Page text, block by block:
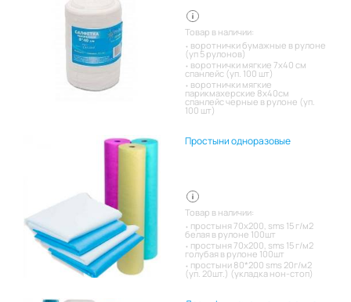
Товар в наличии:
воротнички бумажные в рулоне
(уп 5 рулонов)
воротнички мягкие 7х40 см
спанлейс (уп. 100 шт)
воротнички мягкие
парикмахерские 8х40см
спанлейс черные в рулоне (уп.
100 шт)
Простыни одноразовые
Товар в наличии:
простыня 70х200, sms 15 г/м2
белая в рулоне 100шт
простыня 70х200, sms 15 г/м2
голубая в рулоне 100шт
простыни 80*200 sms 20г/м2
(уп. 20шт.) (укладка нон-стоп)